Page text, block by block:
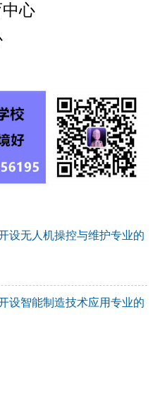
心
设无人机操控与维护专业的
设智能制造技术应用专业的